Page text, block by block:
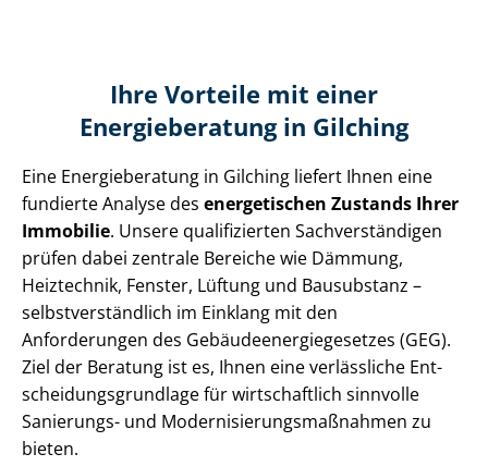
Ihre Vorteile mit einer
Energieberatung in Gilching
Eine Energieberatung in Gilching liefert Ihnen eine
fundierte Analyse des energetischen Zustands Ihrer
Immobilie. Unsere qualifizierten Sach­ver­stän­di­gen
prüfen dabei zentrale Bereiche wie Dämmung,
Heiztechnik, Fenster, Lüftung und Bausubstanz –
selbst­ver­ständ­lich im Einklang mit den
Anforderungen des Ge­bäu­de­en­er­gie­ge­set­zes (GEG).
Ziel der Beratung ist es, Ihnen eine verlässliche Ent­
schei­dungs­grund­la­ge für wirtschaftlich sinnvolle
Sanierungs- und Mo­der­ni­sie­rungs­maß­nah­men zu
bieten.